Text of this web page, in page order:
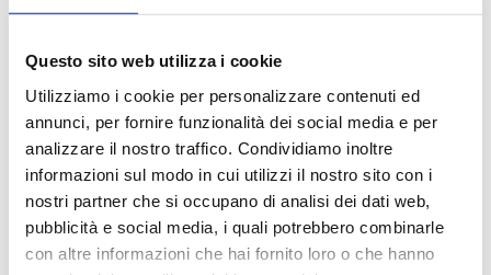
Questo sito web utilizza i cookie
Utilizziamo i cookie per personalizzare contenuti ed
annunci, per fornire funzionalità dei social media e per
analizzare il nostro traffico. Condividiamo inoltre
informazioni sul modo in cui utilizzi il nostro sito con i
nostri partner che si occupano di analisi dei dati web,
pubblicità e social media, i quali potrebbero combinarle
con altre informazioni che hai fornito loro o che hanno
B2HH10WB0
B2HL15WB0 20
B2HH10WBP 2 20
B2HH10BM0 2 20